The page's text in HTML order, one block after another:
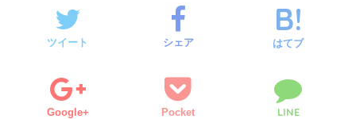
ツイート シェア はてブ
Google+ Pocket LINE